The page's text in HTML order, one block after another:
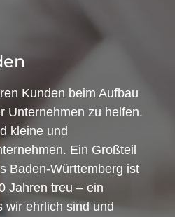
Kunden beim Aufbau
Unternehmen zu helfen.
kleine und
Ein Großteil
Baden-Württemberg ist
Jahren treu – ein
wir ehrlich sind und